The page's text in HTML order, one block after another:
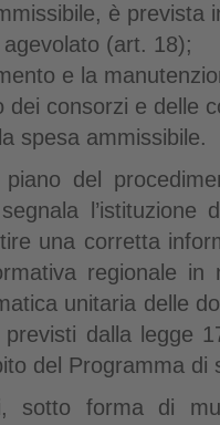
è prevista
(art. 18);
e la
dei consorzi e delle
spesa ammissibile.
del
l’istituzione
una corretta
regionale
unitaria delle
dalla legge
del Programma di
sotto forma di